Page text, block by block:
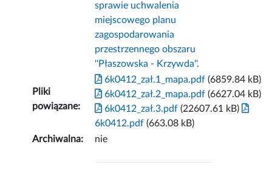
sprawie uchwalenia
miejscowego planu
zagospodarowania
przestrzennego obszaru
''Płaszowska - Krzywda''.
Pliki
powiązane:
6k0412_zał.1_mapa.pdf (6859.84 kB)
6k0412_zał.2_mapa.pdf (6627.04 kB)
6k0412_zał.3.pdf (22607.61 kB)
6k0412.pdf (663.08 kB)
Archiwalna:
nie